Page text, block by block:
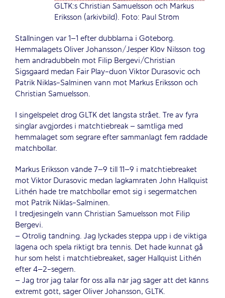
GLTK:s Christian Samuelsson och Markus
Eriksson (arkivbild). Foto: Paul Ström
Ställningen var 1–1 efter dubblarna i Göteborg.
Hemmalagets Oliver Johansson/Jesper Klöv Nilsson tog
hem andradubbeln mot Filip Bergevi/Christian
Sigsgaard medan Fair Play-duon Viktor Durasovic och
Patrik Niklas-Salminen vann mot Markus Eriksson och
Christian Samuelsson.
I singelspelet drog GLTK det längsta strået. Tre av fyra
singlar avgjordes i matchtiebreak – samtliga med
hemmalaget som segrare efter sammanlagt fem räddade
matchbollar.
Markus Eriksson vände 7–9 till 11–9 i matchtiebreaket
mot Viktor Durasovic medan lagkamraten John Hallquist
Lithén hade tre matchbollar emot sig i segermatchen
mot Patrik Niklas-Salminen.
I tredjesingeln vann Christian Samuelsson mot Filip
Bergevi.
– Otrolig tändning. Jag lyckades steppa upp i de viktiga
lägena och spela riktigt bra tennis. Det hade kunnat gå
hur som helst i matchtiebreaket, säger Hallquist Lithén
efter 4–2-segern.
– Jag tror jag talar för oss alla när jag säger att det känns
extremt gött, säger Oliver Johansson, GLTK.